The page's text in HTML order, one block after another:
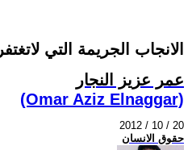
الانجاب الجريمة التي لاتغتفر
عمر عزيز النجار
(Omar Aziz Elnaggar)
2012 / 10 / 20
حقوق الانسان